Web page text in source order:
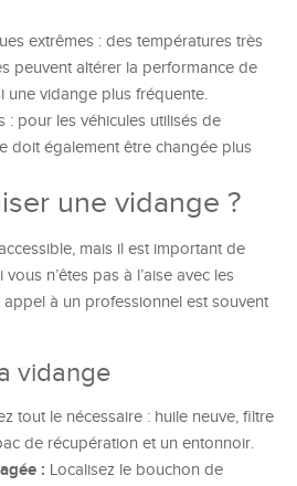
extrêmes : des températures très
peuvent altérer la performance de
une vidange plus fréquente.
: pour les véhicules utilisés de
doit également être changée plus
une vidange ?
mais il est important de
n’êtes pas à l’aise avec les
à un professionnel est souvent
vidange
tout le nécessaire : huile neuve, filtre
de récupération et un entonnoir.
: Localisez le bouchon de